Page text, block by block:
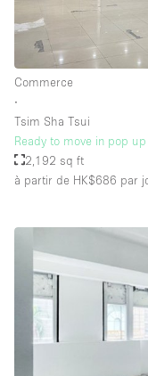
Commerce
∙
Tsim Sha Tsui
Ready to move in pop
2,192 sq ft
à partir de HK$686 par